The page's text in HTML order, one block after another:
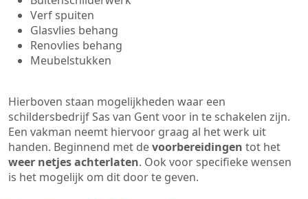
Verf spuiten
Glasvlies behang
Renovlies behang
Meubelstukken
Hierboven staan mogelijkheden waar een
schildersbedrijf Sas van Gent voor in te schakelen zijn.
Een vakman neemt hiervoor graag al het werk uit
handen. Beginnend met devoorbereidingen tot het
weer netjes achterlaten. Ook voor specifieke wensen
is het mogelijk om dit door te geven.